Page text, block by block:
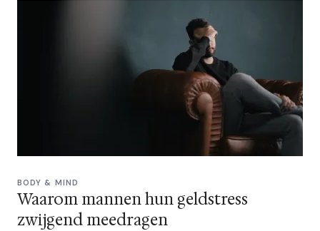
BODY & MIND
Waarom mannen hun geldstress
zwijgend meedragen